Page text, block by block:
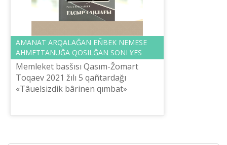
AMANAT ARQALAĞAN EÑBEK NEMESE
AHMETTANUĞA QOSILĞAN SONI ҮLES
Memleket basšısı Qasım-Žomart
Toqaev 2021 žılı 5 qañtardağı
«Tâuelsіzdіk bârіnen qımbat»